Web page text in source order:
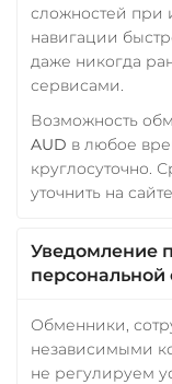
сложностей при
навигации
даже никогда
сервисами.
Возможность
AUD в любое
круглосуточно.
уточнить на
Уведомление
персональной
Обменники,
независимыми
не регулируем